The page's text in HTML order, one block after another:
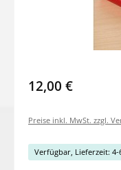
12,00 €
Preise inkl. MwSt. zzgl.
Verfügbar, Lieferzeit: 4-